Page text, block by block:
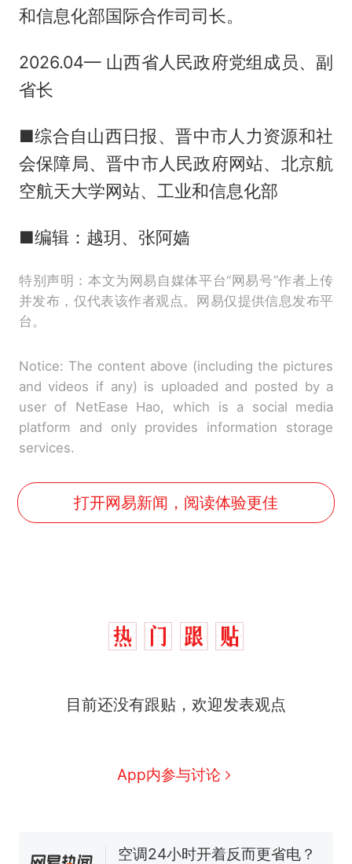
和信息化部国际合作司司长。
2026.04— 山西省人民政府党组成员、副
省长
■综合自山西日报、晋中市人力资源和社
会保障局、晋中市人民政府网站、北京航
空航天大学网站、工业和信息化部
■编辑：越玥、张阿嫱
特别声明：本文为网易自媒体平台“网易号”作者上传
并发布，仅代表该作者观点。网易仅提供信息发布平
台。
Notice: The content above (including the pictures
and videos if any) is uploaded and posted by a
user of NetEase Hao, which is a social media
platform and only provides information storage
services.
打开网易新闻，阅读体验更佳
目前还没有跟贴，欢迎发表观点
App内参与讨论
全部作废，公平么？
国大使骑行绕了几乎整个国境
线一圈，还曾两次到中国寻根
视频丨只要一枚命中就能让航
母瘫痪 轰-6J实力有多强？
空调24小时开着反而更省电？